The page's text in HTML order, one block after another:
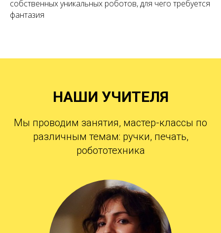
собственных уникальных роботов, для чего требуется
фантазия
НАШИ УЧИТЕЛЯ
Мы проводим занятия, мастер-классы по
различным темам: ручки, печать,
робототехника